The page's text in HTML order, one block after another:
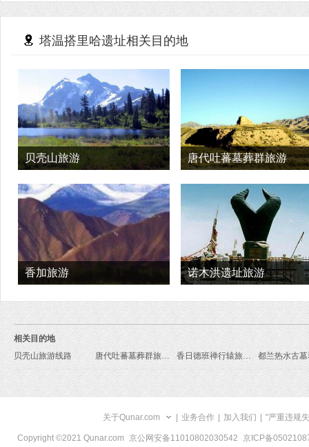
塔温搭里哈遗址相关目的地
贝壳山旅游 唐代吐蕃墓葬群旅游
香加旅游 诺木洪遗址旅游
相关目的地
贝壳山旅游线路
唐代吐蕃墓葬群旅游线路 香日德班禅行辕旅游线路
关于Qunar.com 业务合作 加入我们 "严重违规
Copyright ©2021 Qunar.com 京公网安备11010802030542 京ICP备